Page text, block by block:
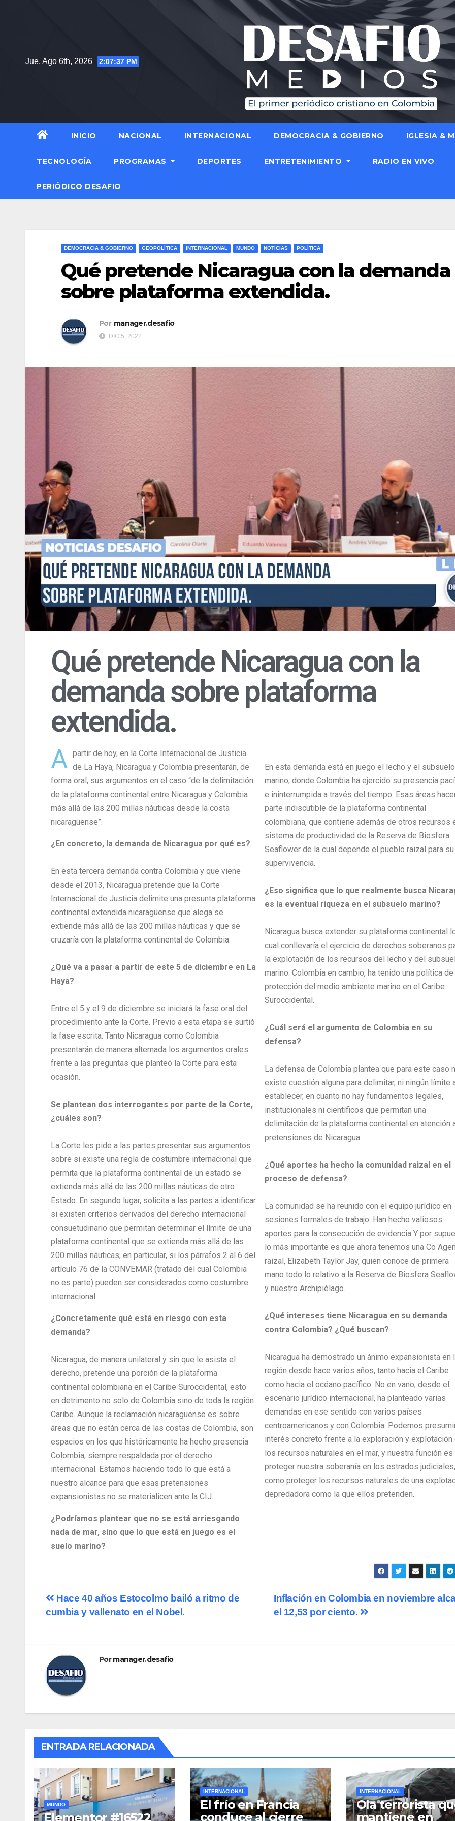
Jue. Ago 6th, 2026 2:07:38 PM
INICIO NACIONAL INTERNACIONAL DEMOCRACIA & GOBIERNO IGLESIA &
TECNOLOGÍA PROGRAMAS DEPORTES ENTRETENIMIENTO RADIO EN VIVO
PERIÓDICO DESAFIO
DEMOCRACIA & GOBIERNO GEOPOLÍTICA INTERNACIONAL MUNDO NOTICIAS POLÍTICA
Qué pretende Nicaragua con la demanda
sobre plataforma extendida.
Por manager.desafio
DIC 5, 2022
Qué pretende Nicaragua con la
demanda sobre plataforma
extendida.
A partir de hoy, en la Corte Internacional de Justicia
de La Haya, Nicaragua y Colombia presentarán, de
forma oral, sus argumentos en el caso “de la delimitación
de la plataforma continental entre Nicaragua y Colombia
más allá de las 200 millas náuticas desde la costa
nicaragüense”.
¿En concreto, la demanda de Nicaragua por qué es?
En esta tercera demanda contra Colombia y que viene
desde el 2013, Nicaragua pretende que la Corte
Internacional de Justicia delimite una presunta plataforma
continental extendida nicaragüense que alega se
extiende más allá de las 200 millas náuticas y que se
cruzaría con la plataforma continental de Colombia.
¿Qué va a pasar a partir de este 5 de diciembre en La
Haya?
Entre el 5 y el 9 de diciembre se iniciará la fase oral del
procedimiento ante la Corte. Previo a esta etapa se surtió
la fase escrita. Tanto Nicaragua como Colombia
presentarán de manera alternada los argumentos orales
frente a las preguntas que planteó la Corte para esta
ocasión.
Se plantean dos interrogantes por parte de la Corte,
¿cuáles son?
La Corte les pide a las partes presentar sus argumentos
sobre si existe una regla de costumbre internacional que
permita que la plataforma continental de un estado se
extienda más allá de las 200 millas náuticas de otro
Estado. En segundo lugar, solicita a las partes a identificar
si existen criterios derivados del derecho internacional
consuetudinario que permitan determinar el límite de una
plataforma continental que se extienda más allá de las
200 millas náuticas; en particular, si los párrafos 2 al 6 del
artículo 76 de la CONVEMAR (tratado del cual Colombia
no es parte) pueden ser considerados como costumbre
internacional.
¿Concretamente qué está en riesgo con esta
demanda?
Nicaragua, de manera unilateral y sin que le asista el
derecho, pretende una porción de la plataforma
continental colombiana en el Caribe Suroccidental, esto
en detrimento no solo de Colombia sino de toda la región
Caribe. Aunque la reclamación nicaragüense es sobre
áreas que no están cerca de las costas de Colombia, son
espacios en los que históricamente ha hecho presencia
Colombia, siempre respaldada por el derecho
internacional. Estamos haciendo todo lo que está a
nuestro alcance para que esas pretensiones
expansionistas no se materialicen ante la CIJ.
¿Podríamos plantear que no se está arriesgando
nada de mar, sino que lo que está en juego es el
suelo marino?
En esta demanda está en juego el lecho y el subsuelo
marino, donde Colombia ha ejercido su presencia
e ininterrumpida a través del tiempo. Esas áreas
parte indiscutible de la plataforma continental
colombiana, que contiene además de otros recursos
sistema de productividad de la Reserva de Biosfera
Seaflower de la cual depende el pueblo raizal para su
supervivencia.
¿Eso significa que lo que realmente busca
es la eventual riqueza en el subsuelo marino?
Nicaragua busca extender su plataforma continental
cual conllevaría el ejercicio de derechos soberanos
la explotación de los recursos del lecho y del
marino. Colombia en cambio, ha tenido una política de
protección del medio ambiente marino en el Caribe
Suroccidental.
¿Cuál será el argumento de Colombia en su
defensa?
La defensa de Colombia plantea que para este caso
existe cuestión alguna para delimitar, ni ningún límite
establecer, en cuanto no hay fundamentos legales,
institucionales ni científicos que permitan una
delimitación de la plataforma continental en atención
pretensiones de Nicaragua.
¿Qué aportes ha hecho la comunidad raizal en el
proceso de defensa?
La comunidad se ha reunido con el equipo jurídico en
sesiones formales de trabajo. Han hecho valiosos
aportes para la consecución de evidencia Y por
lo más importante es que ahora tenemos una Co
raizal, Elizabeth Taylor Jay, quien conoce de primera
mano todo lo relativo a la Reserva de Biosfera
y nuestro Archipiélago.
¿Qué intereses tiene Nicaragua en su demanda
contra Colombia? ¿Qué buscan?
Nicaragua ha demostrado un ánimo expansionista en
región desde hace varios años, tanto hacia el Caribe
como hacia el océano pacífico. No en vano, desde el
escenario jurídico internacional, ha planteado varias
demandas en ese sentido con varios países
centroamericanos y con Colombia. Podemos
interés concreto frente a la exploración y explotación
los recursos naturales en el mar, y nuestra función es
proteger nuestra soberanía en los estrados
como proteger los recursos naturales de una
depredadora como la que ellos pretenden.
Inflación en Colombia en noviembre
el 12,53 por ciento.
Hace 40 años Estocolmo bailó a ritmo de
cumbia y vallenato en el Nobel.
Pormanager.desafio
ENTRADA RELACIONADA
MUNDO
Elementor #16522
INTERNACIONAL
El frío en Francia
conduce al cierre
INTERNACIONAL
Ola terrorista
mantiene en